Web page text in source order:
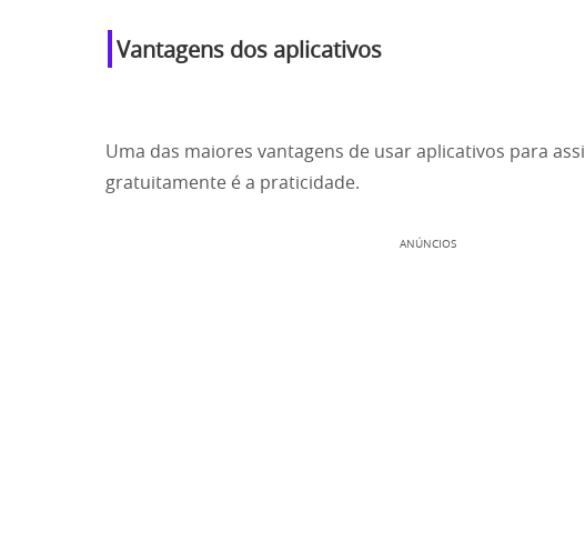
Vantagens dos aplicativos
Uma das maiores vantagens de usar aplicativos para
gratuitamente é a praticidade.
ANÚNCIOS